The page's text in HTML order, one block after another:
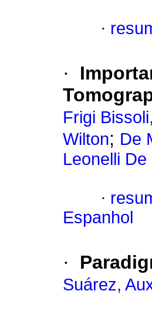
·
·
Frigi
Wilton; De
Leonelli
·
Espanhol
·
Suárez,